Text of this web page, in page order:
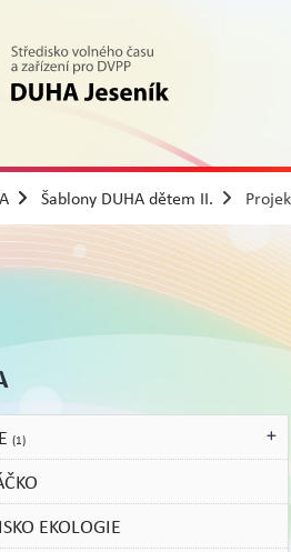
Šablony DUHA dětem II.
(1)
EKOLOGIE